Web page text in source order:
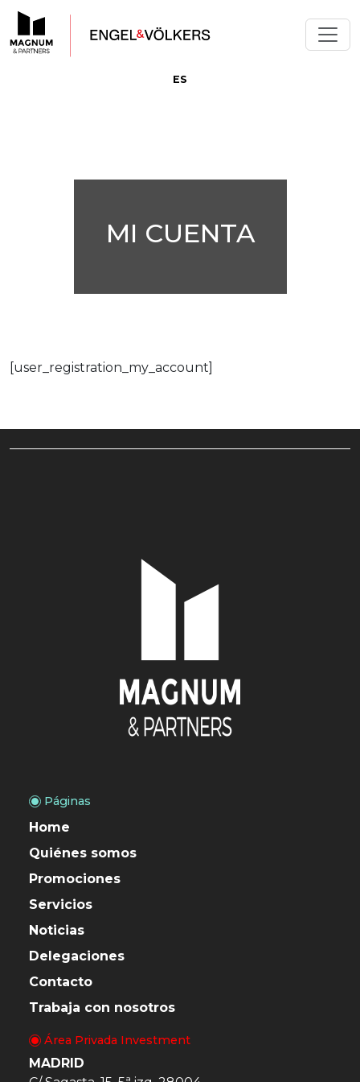
ES
MI CUENTA
[user_registration_my_account]
Páginas
Home
Quiénes somos
Promociones
Servicios
Noticias
Delegaciones
Contacto
Trabaja con nosotros
Área Privada Investment
MADRID